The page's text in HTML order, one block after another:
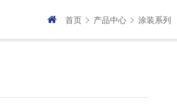
首页 > 产品中心 > 涂装系列